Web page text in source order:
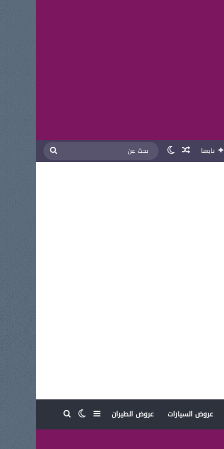
تابعنا مقال عشوائي
الوضع المظلم
بحث
عروض السيارات عروض الطيران إضافة عمود جانبي
الوضع المظلم
بحث عن